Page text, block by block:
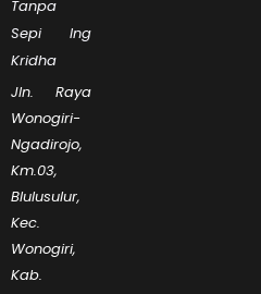
Kridha
Jln. Raya
Ngadirojo,
Km.03,
Blulusulur,
Kec.
Wonogiri,
Kab.
Wonogiri,
Jawa